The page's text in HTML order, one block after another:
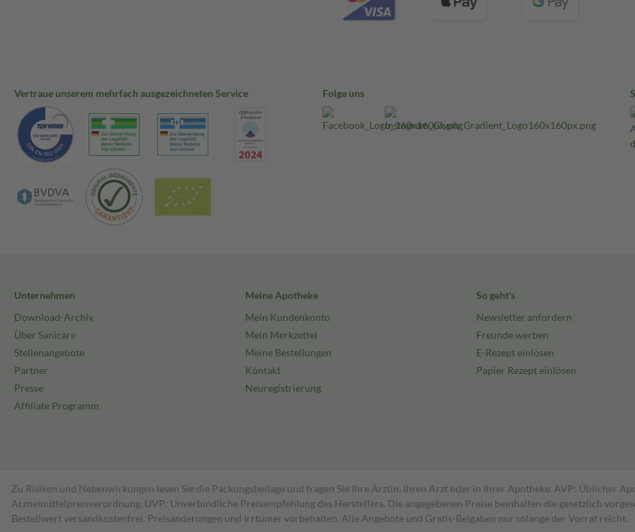
Vertraue unserem mehrfach ausgezeichneten Service Folge uns
Unternehmen
Download-Archiv
Über Sanicare
Stellenangebote
Partner
Presse
Affiliate Programm
Meine Apotheke
Mein Kundenkonto
Mein Merkzettel
Meine Bestellungen
Kontakt
Neuregistrierung
So geht's
Newsletter anfordern
Freunde werben
E-Rezept einlösen
Papier Rezept einlösen
Zu Risiken und Nebenwirkungen lesen Sie die Packungsbeilage und fragen Sie Ihre Ärztin, Ihren Arzt oder in Ihrer Apotheke. AVP: Üblicher
Arzneimittelpreisverordnung. UVP: Unverbindliche Preisempfehlung des Herstellers. Die angegebenen Preise beinhalten die gesetzlich
Bestell­wert versand­kosten­frei. Preisänderungen und Irrtümer vorbehalten. Alle Angebote und Gratis-Beigaben nur solange der Vorrat reicht.